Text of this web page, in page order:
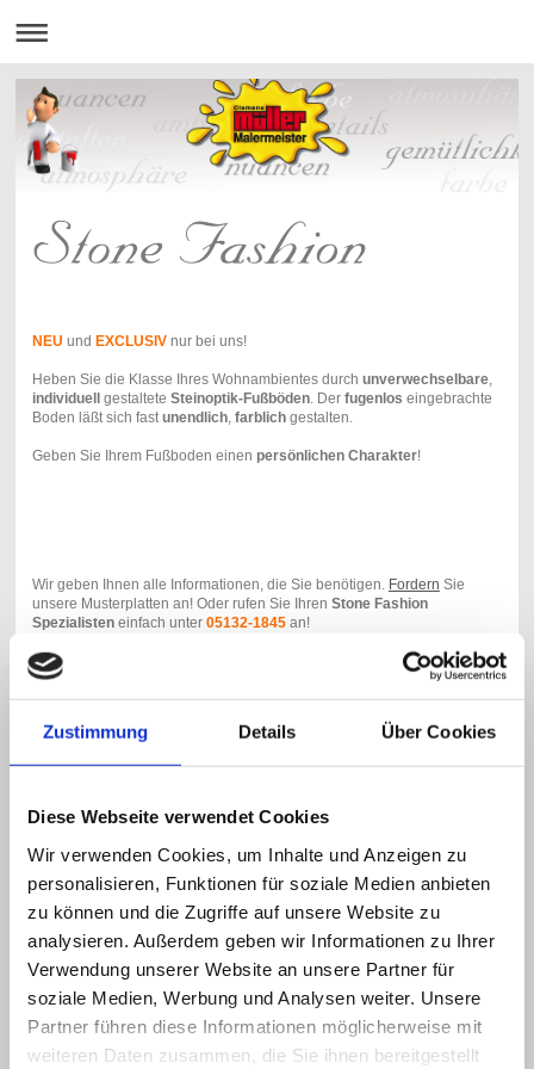
Zustimmung Details Über Cookies
Diese Webseite verwendet Cookies
Wir verwenden Cookies, um Inhalte und Anzeigen zu
personalisieren, Funktionen für soziale Medien anbieten
zu können und die Zugriffe auf unsere Website zu
analysieren. Außerdem geben wir Informationen zu Ihrer
Verwendung unserer Website an unsere Partner für
soziale Medien, Werbung und Analysen weiter. Unsere
Partner führen diese Informationen möglicherweise mit
weiteren Daten zusammen, die Sie ihnen bereitgestellt
NEU und EXCLUSIVnur bei uns!
Heben Sie die Klasse Ihres Wohnambientes durch unverwechselbare,
individuellgestaltete Steinoptik-Fußböden. Der fugenlos eingebrachte
Boden läßt sich fast unendlich, farblichgestalten.
Geben Sie Ihrem Fußboden einen persönlichen Charakter!
Wir geben Ihnen alle Informationen, die Sie benötigen. Fordern Sie
unsere Musterplatten an! Oder rufen Sie Ihren Stone Fashion
Spezialisteneinfach unter 05132-1845an!
Aktuelles
Wir können auch Falten glätten - Schönheitskur für KALINCHEN